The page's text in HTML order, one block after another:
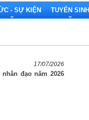
- SỰ KIỆN TUYỂN SINH
17/07/2026
đạo năm 2026